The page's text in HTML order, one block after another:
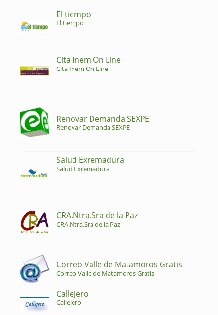
El tiempo
El tiempo
Cita Inem On Line
Cita Inem On Line
Renovar Demanda SEXPE
Renovar Demanda SEXPE
Salud Exremadura
Salud Exremadura
CRA.Ntra.Sra de la Paz
CRA.Ntra.Sra de la Paz
Correo Valle de Matamoros Gratis
Correo Valle de Matamoros Gratis
Callejero
Callejero